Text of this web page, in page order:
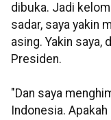
dibuka. Jadi
sadar, saya yakin
asing. Yakin saya,
Presiden.
"Dan saya
Indonesia.